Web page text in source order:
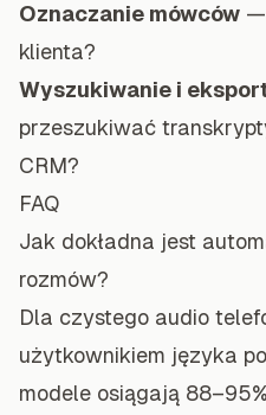
Oznaczanie mówców —
klienta?
Wyszukiwanie i
przeszukiwać
CRM?
FAQ
Jak dokładna jest
rozmów?
Dla czystego audio
użytkownikiem języka
modele osiągają